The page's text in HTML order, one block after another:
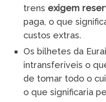
trens exigem
paga, o que
custos extras.
Os bilhetes da
intransferíveis o
de tomar todo o
o que significaria